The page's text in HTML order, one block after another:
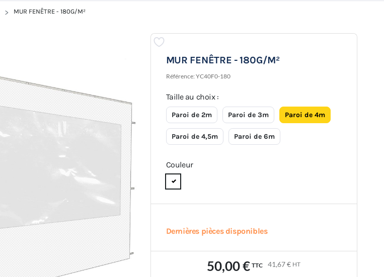
MUR FENÊTRE - 180G/M²
MUR FENÊTRE - 180G/M²
Référence: YC40F0-180
Taille au choix :
Paroi de 2m Paroi de 3m Paroi de 4m
Paroi de 4,5m Paroi de 6m
Couleur
Dernières pièces disponibles
50,00 € TTC 41,67 € HT